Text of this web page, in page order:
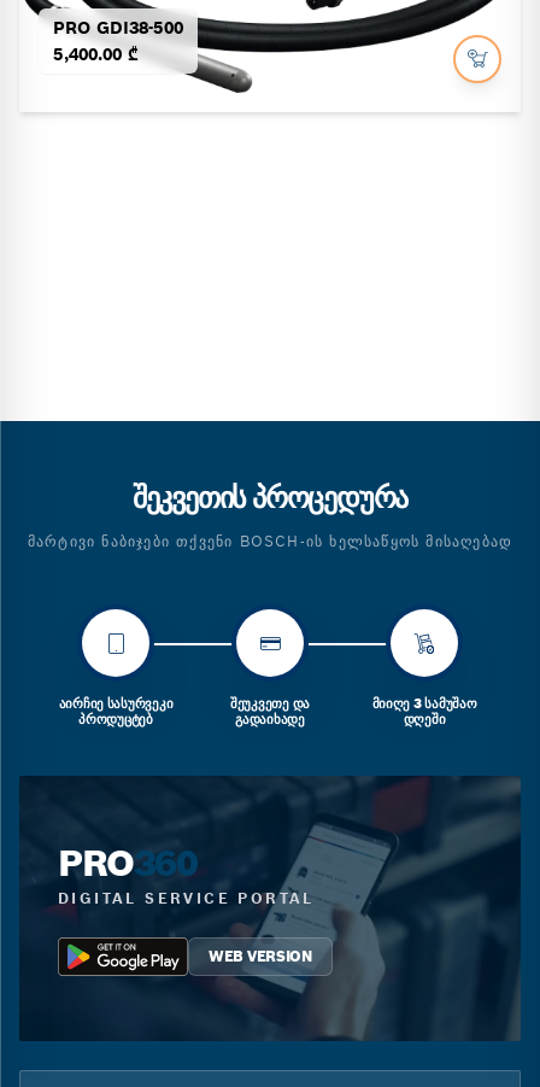
PRO GDI38-500
5,400.00 ₾
ᲨᲔᲙᲕᲔᲗᲘᲡ ᲞᲠᲝᲪᲔᲓᲣᲠᲐ
ᲛᲐᲠᲢᲘᲕᲘ ᲜᲐᲑᲘᲯᲔᲑᲘ ᲗᲥᲕᲔᲜᲘ BOSCH-ᲘᲡ ᲮᲔᲚᲡᲐᲬᲧᲝᲡ ᲛᲘᲡᲐᲦᲔᲑᲐᲓ
ᲐᲘᲠᲩᲘᲔ ᲡᲐᲡᲣᲠᲕᲔᲙᲘ
ᲞᲠᲝᲓᲣᲪᲢᲔᲑ
ᲨᲔᲣᲙᲕᲔᲗᲔ ᲓᲐ
ᲒᲐᲓᲐᲘᲮᲐᲓᲔ
ᲛᲘᲘᲦᲔ 3 ᲡᲐᲛᲣᲨᲐᲝ
ᲓᲦᲔᲨᲘ
PRO360
DIGITAL SERVICE PORTAL
WEB VERSION